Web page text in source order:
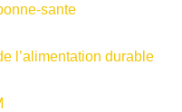
sante
l’alimentation durable